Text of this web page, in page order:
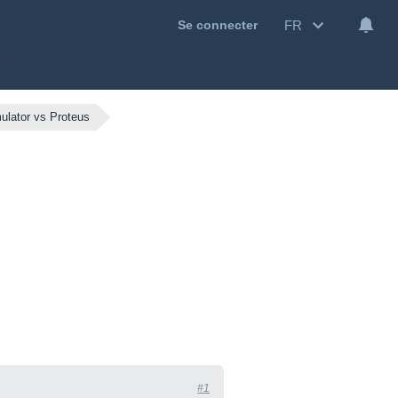
Se connecter FR
vs Proteus
#1